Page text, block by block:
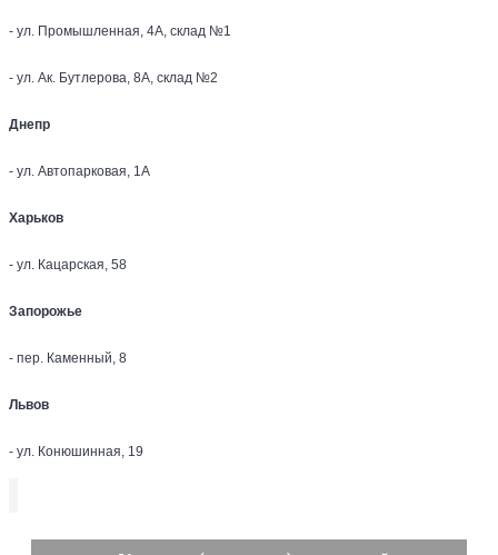
- ул. Промышленная, 4А, склад №1
- ул. Ак. Бутлерова, 8А, склад №2
Днепр
- ул. Автопарковая, 1А
Харьков
- ул. Кацарская, 58
Запорожье
- пер. Каменный, 8
Львов
- ул. Конюшинная, 19